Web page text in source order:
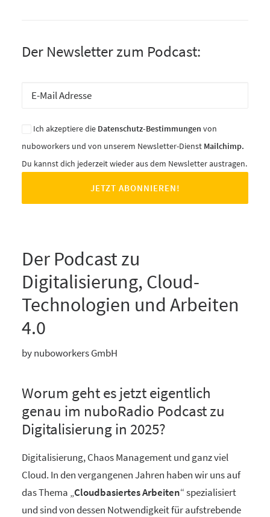
Der Newsletter zum Podcast:
Ich akzeptiere die Datenschutz-Bestimmungen von
nuboworkers und von unserem Newsletter-Dienst Mailchimp.
Du kannst dich jederzeit wieder aus dem Newsletter austragen.
Der Podcast zu
Digitalisierung, Cloud-
Technologien und Arbeiten
4.0
by nuboworkers GmbH
Worum geht es jetzt eigentlich
genau im nuboRadio Podcast zu
Digitalisierung in 2025?
Digitalisierung, Chaos Management und ganz viel
Cloud. In den vergangenen Jahren haben wir uns auf
das Thema „Cloudbasiertes Arbeiten“ spezialisiert
und sind von dessen Notwendigkeit für aufstrebende